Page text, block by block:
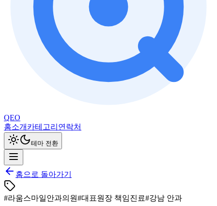
QEO
홈소개 카테고리 연락처
테마 전환
홈으로 돌아가기
#라움스마일안과의원#대표원장 책임진료#강남 안과